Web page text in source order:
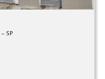
– SP